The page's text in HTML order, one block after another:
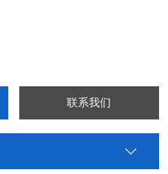
联系我们